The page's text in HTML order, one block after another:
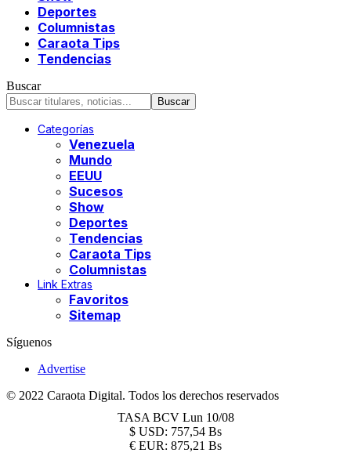
Deportes
Columnistas
Caraota Tips
Tendencias
Buscar
Categorías
Venezuela
Mundo
EEUU
Sucesos
Show
Deportes
Tendencias
Caraota Tips
Columnistas
Link Extras
Favoritos
Sitemap
Síguenos
Advertise
© 2022 Caraota Digital. Todos los derechos reservados
TASA BCV Lun 10/08
$ USD: 757,54 Bs
€ EUR: 875,21 Bs